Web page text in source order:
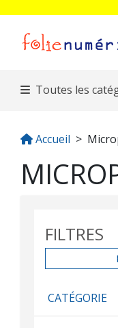
Toutes les
Accueil
FILTRES
CATÉGORIE